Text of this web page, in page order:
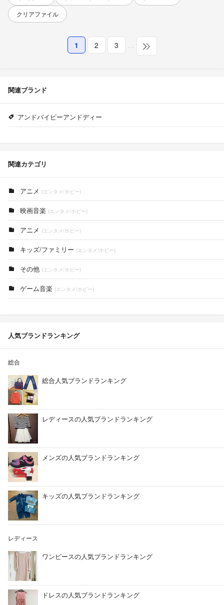
クリアファイル
1 2 3 …
関連ブランド
アンドバイピーアンドディー
関連カテゴリ
アニメ (エンタメ/ホビー)
映画音楽 (エンタメ/ホビー)
アニメ (エンタメ/ホビー)
キッズ/ファミリー (エンタメ/ホビー)
その他 (エンタメ/ホビー)
ゲーム音楽 (エンタメ/ホビー)
人気ブランドランキング
総合
総合人気ブランドランキング
レディースの人気ブランドランキング
メンズの人気ブランドランキング
キッズの人気ブランドランキング
レディース
ワンピースの人気ブランドランキング
ドレスの人気ブランドランキング